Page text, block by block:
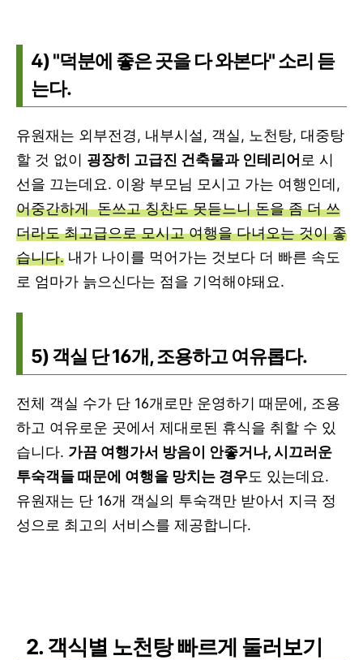
4) "덕분에 좋은 곳을 다 와본다" 소리 듣
는다.
유원재는 외부전경, 내부시설, 객실, 노천탕, 대중탕
할 것 없이 굉장히 고급진 건축물과 인테리어 로 시
선을 끄는데요. 이왕 부모님 모시고 가는 여행인데,
어중간하게 돈쓰고 칭찬도 못듣느니 돈을 좀 더 쓰
더라도 최고급으로 모시고 여행을 다녀오는 것이 좋
습니다. 내가 나이를 먹어가는 것보다 더 빠른 속도
로 엄마가 늙으신다는 점을 기억해야돼요.
5) 객실 단 16개, 조용하고 여유롭다.
전체 객실 수가 단 16개로만 운영하기 때문에, 조용
하고 여유로운 곳에서 제대로된 휴식을 취할 수 있
습니다. 가끔 여행가서 방음이 안좋거나, 시끄러운
투숙객들 때문에 여행을 망치는 경우도 있는데요.
유원재는 단 16개 객실의 투숙객만 받아서 지극 정
성으로 최고의 서비스를 제공합니다.
2. 객식별 노천탕 빠르게 둘러보기